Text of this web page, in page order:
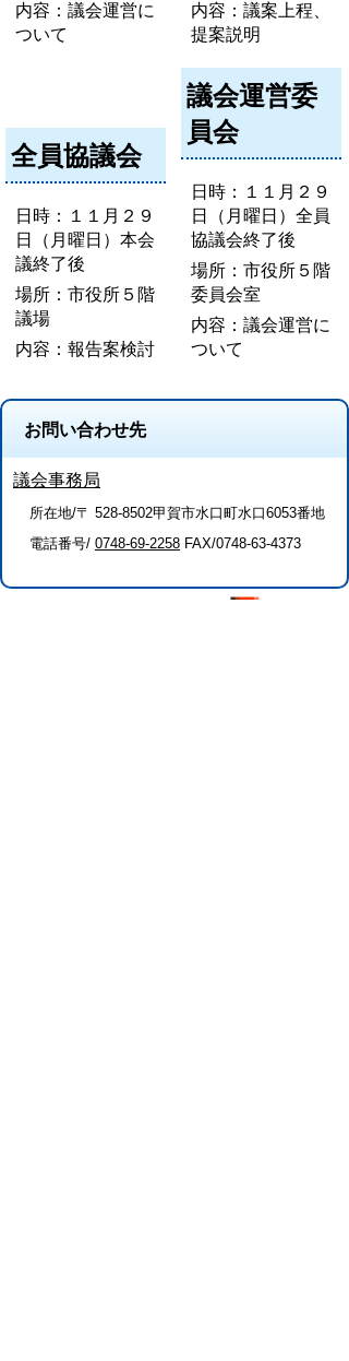
内容：議会運営に
ついて
内容：議案上程、
提案説明
全員協議会
日時：１１月２９
日（月曜日）本会
議終了後
場所：市役所５階
議場
内容：報告案検討
議会運営委
員会
日時：１１月２９
日（月曜日）全員
協議会終了後
場所：市役所５階
委員会室
内容：議会運営に
ついて
お問い合わせ先
議会事務局
所在地/〒 528-8502甲賀市水口町水口6053番地
電話番号/ 0748-69-2258 FAX/0748-63-4373